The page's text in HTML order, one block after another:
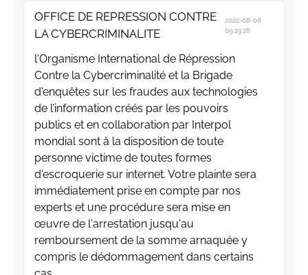
OFFICE DE REPRESSION CONTRE
LA CYBERCRIMINALITE
2022-08-08
09:19:28
l'Organisme International de Répression
Contre la Cybercriminalité et la Brigade
d'enquêtes sur les fraudes aux technologies
de l’information créés par les pouvoirs
publics et en collaboration par Interpol
mondial sont à la disposition de toute
personne victime de toutes formes
d'escroquerie sur internet. Votre plainte sera
immédiatement prise en compte par nos
experts et une procédure sera mise en
œuvre de l'arrestation jusqu'au
remboursement de la somme arnaquée y
compris le dédommagement dans certains